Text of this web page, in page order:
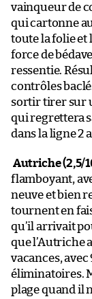
vainqueur de
qui cartonne
toute la folie et
force de
ressentie.
contrôles
sortir tirer sur
qui regrettera
dans la ligne 2
Autriche (2,5/
flamboyant,
neuve et bien
tournent en
qu’il arrivait
que l’Autriche
vacances,
éliminatoires.
plage quand il